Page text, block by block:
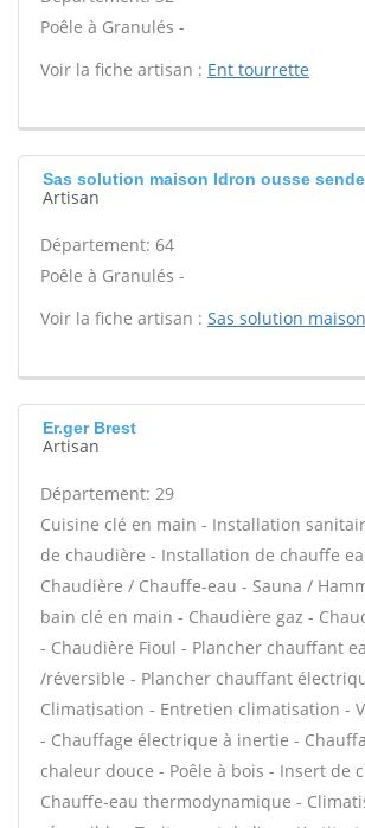
Poêle à Granulés -
Voir la fiche artisan : Ent tourrette
Sas solution maison Idron ousse
Artisan
Département: 64
Poêle à Granulés -
Voir la fiche artisan : Sas solution maison
Er.ger Brest
Artisan
Département: 29
Cuisine clé en main - Installation
de chaudière - Installation de chauffe
Chaudière / Chauffe-eau - Sauna /
bain clé en main - Chaudière gaz -
- Chaudière Fioul - Plancher chauffant
/réversible - Plancher chauffant
Climatisation - Entretien climatisation -
- Chauffage électrique à inertie -
chaleur douce - Poêle à bois - Insert de
Chauffe-eau thermodynamique -